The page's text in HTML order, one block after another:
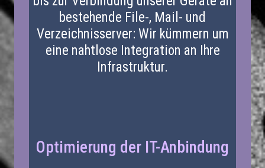
bestehende File-, Mail- und
Verzeichnisserver: Wir kümmern um
eine nahtlose Integration an Ihre
Infrastruktur.
Optimierung der IT-Anbindung